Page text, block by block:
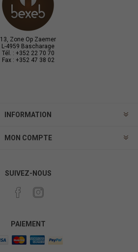
13, Zone Op Zaemer
L-4959 Bascharage
Tél. : +352 22 70 70
Fax : +352 47 38 02
INFORMATION
MON COMPTE
SUIVEZ-NOUS
PAIEMENT